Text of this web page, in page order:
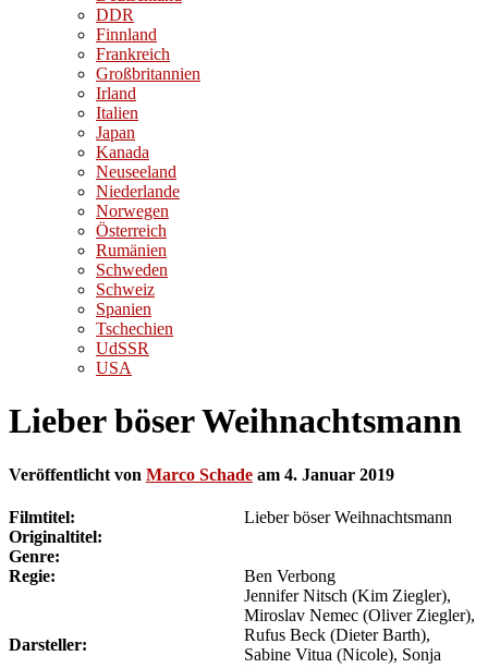
DDR
Finnland
Frankreich
Großbritannien
Irland
Italien
Japan
Kanada
Neuseeland
Niederlande
Norwegen
Österreich
Rumänien
Schweden
Schweiz
Spanien
Tschechien
UdSSR
USA
Lieber böser Weihnachtsmann
Veröffentlicht von Marco Schade am 4. Januar 2019
Filmtitel:
Lieber böser Weihnachtsmann
Originaltitel:
Genre:
Regie:
Ben Verbong
Darsteller:
Jennifer Nitsch (Kim Ziegler),
Miroslav Nemec (Oliver Ziegler),
Rufus Beck (Dieter Barth),
Sabine Vitua (Nicole), Sonja